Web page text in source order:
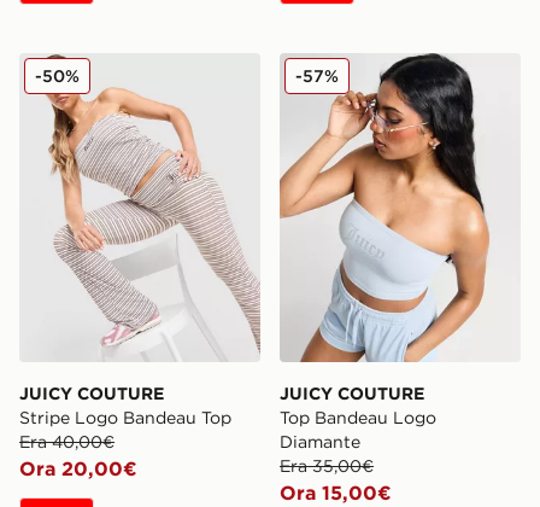
JUICY COUTURE Stripe Logo Bandeau Top
JUICY COUTURE
Stripe Logo Bandeau Top
Era 40,00€
Ora 20,00€
-50% JUICY COUTURE Top
JUICY COUTURE
Top Bandeau Logo
Diamante
Era 35,00€
Ora 15,00€
-57%